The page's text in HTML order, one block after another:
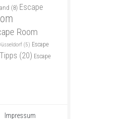
(8) Escape
Room
(5) Escape
(20) Escape
Impressum